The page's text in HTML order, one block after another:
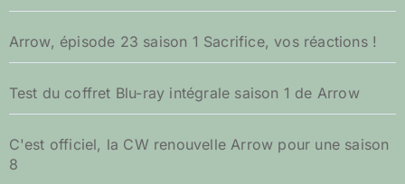
Arrow, épisode 23 saison 1 Sacrifice, vos réactions !
Test du coffret Blu-ray intégrale saison 1 de Arrow
C'est officiel, la CW renouvelle Arrow pour une saison
8